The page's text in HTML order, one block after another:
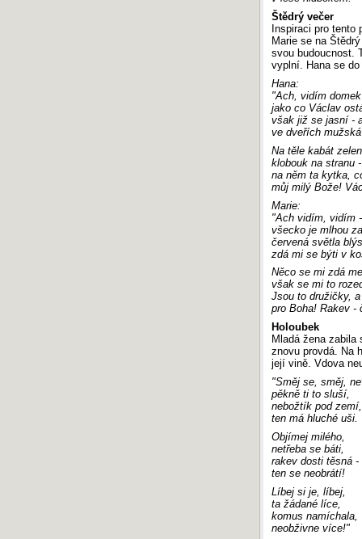
Štědrý večer
Inspiraci pro
Marie se na
svou budoucnost.
vyplní. Hana se
Hana:
"Ach, vidím
jako co Václav
však již se jasní -
ve dveřích
Na těle kabát
klobouk na stranu
na něm ta kytka,
můj milý Bože!
Marie:
"Ach vidím, vidím
všecko je mlhou
červená světla
zdá mi se býti v
Něco se mi zdá
však se mi to
Jsou to družičky,
pro Boha! Rakev -
Holoubek
Mladá žena
znovu provdá. Na
její vině. Vdova
"Směj se, směj,
pěkně ti to sluší,
nebožtík pod zemí,
ten má hluché uši.
Objímej milého,
netřeba se báti,
rakev dosti těsná -
ten se neobrátí!
Líbej si je, líbej,
ta žádané líce,
komus namíchala,
neobživne více!"